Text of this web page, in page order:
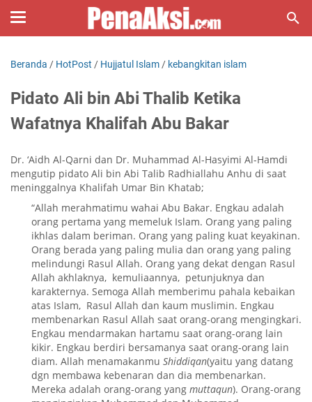
Beranda / HotPost / Hujjatul Islam / kebangkitan islam
Pidato Ali bin Abi Thalib Ketika
Wafatnya Khalifah Abu Bakar
Dr. ‘Aidh Al-Qarni dan Dr. Muhammad Al-Hasyimi Al-Hamdi
mengutip pidato Ali bin Abi Talib Radhiallahu Anhu di saat
meninggalnya Khalifah Umar Bin Khatab;
“Allah merahmatimu wahai Abu Bakar. Engkau adalah
orang pertama yang memeluk Islam. Orang yang paling
ikhlas dalam beriman. Orang yang paling kuat keyakinan.
Orang berada yang paling mulia dan orang yang paling
melindungi Rasul Allah. Orang yang dekat dengan Rasul
Allah akhlaknya, kemuliaannya, petunjuknya dan
karakternya. Semoga Allah memberimu pahala kebaikan
atas Islam, Rasul Allah dan kaum muslimin. Engkau
membenarkan Rasul Allah saat orang-orang mengingkari.
Engkau mendarmakan hartamu saat orang-orang lain
kikir. Engkau berdiri bersamanya saat orang-orang lain
diam. Allah menamakanmu Shiddiqan(yaitu yang datang
dgn membawa kebenaran dan dia membenarkan.
Mereka adalah orang-orang yang muttaqun). Orang-orang